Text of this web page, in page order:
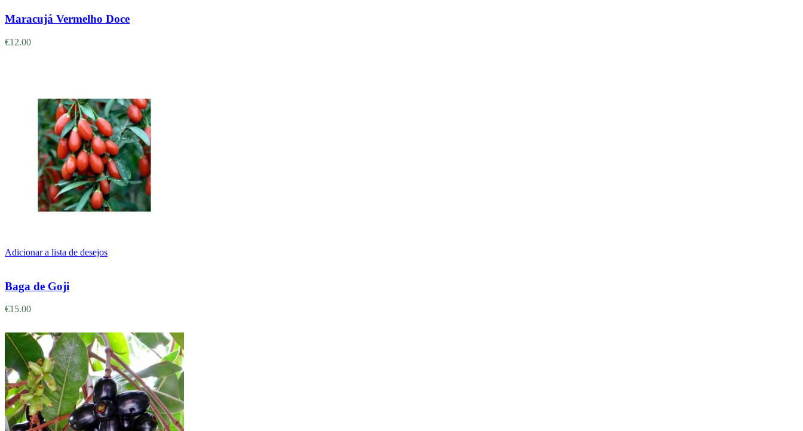
Maracujá Vermelho Doce
€12.00
Adicionar a lista de desejos
Baga de Goji
€15.00